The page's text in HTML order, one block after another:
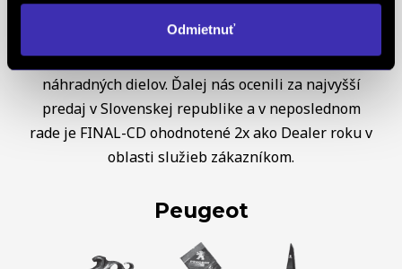
Odmietnuť
nárast predaja a trhového podielu v Českej a
Slovenskej republike, taktiež za najvyšší nárast
objednávok, najvyšší nárast celkových predajov
náhradných dielov. Ďalej nás ocenili za najvyšší
predaj v Slovenskej republike a v neposlednom
rade je FINAL-CD ohodnotené 2x ako Dealer roku v
oblasti služieb zákazníkom.
Peugeot